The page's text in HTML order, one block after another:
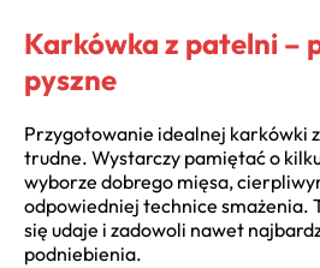
Karkówka z patelni –
pyszne
Przygotowanie idealnej karkówki
trudne. Wystarczy pamiętać o
wyborze dobrego mięsa,
odpowiedniej technice smażenia.
się udaje i zadowoli nawet
podniebienia.